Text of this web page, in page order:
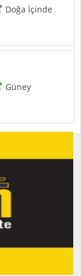
Doğa İçinde
Güney